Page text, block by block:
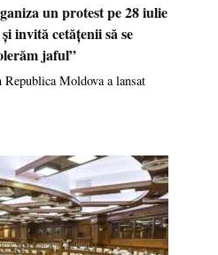
un protest pe 28 iulie
invită cetățenii să se
jaful”
Moldova a lansat